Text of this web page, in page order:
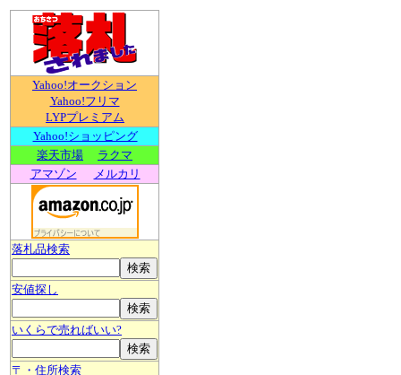
Yahoo!オークション
Yahoo!フリマ
LYPプレミアム
Yahoo!ショッピング
楽天市場
ラクマ
アマゾン
メルカリ
落札品検索
安値探し
いくらで売ればいい?
〒・住所検索